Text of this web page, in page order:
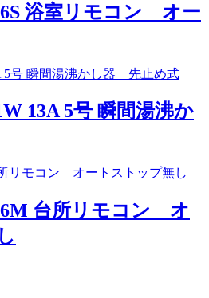
浴室リモコン オー
13A 5号 瞬間湯沸か
台所リモコン オ